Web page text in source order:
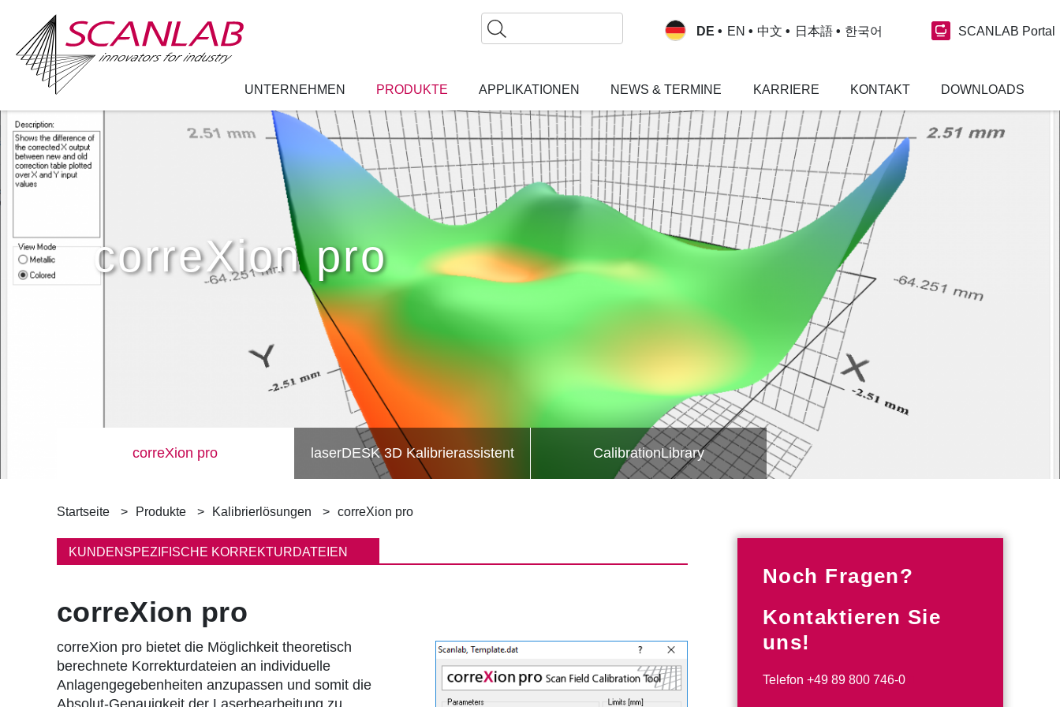
Direkt
zum
Inhalt
Suche
DE EN 中文 日本語 한국어 SCANLAB Portal
UNTERNEHMEN PRODUKTE APPLIKATIONEN NEWS & TERMINE KARRIERE KONTAKT DOWNLOADS
correXion pro
correXion pro laserDESK 3D Kalibrierassistent CalibrationLibrary
P
f
d
n
a
Startseite Produkte Kalibrierlösungen correXion pro
KUNDENSPEZIFISCHE KORREKTURDATEIEN
correXion pro
correXion pro bietet die Möglichkeit theoretisch
berechnete Korrekturdateien an individuelle
Anlagengegebenheiten anzupassen und somit die
Absolut-Genauigkeit der Laserbearbeitung zu
Noch Fragen?
Kontaktieren Sie
uns!
Telefon +49 89 800 746-0